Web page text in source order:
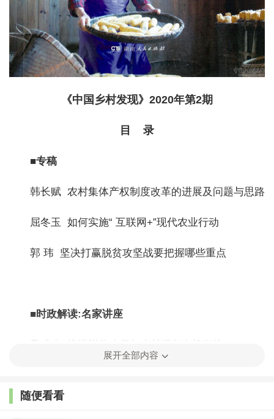
《中国乡村发现》2020年第2期
目 录
■专稿
韩长赋 农村集体产权制度改革的进展及问题与思路
屈冬玉 如何实施“ 互联网+”现代农业行动
郭 玮 坚决打赢脱贫攻坚战要把握哪些重点
■时政解读:名家讲座
尹成杰 推进脱贫攻坚与乡村振兴有机衔接
展开全部内容
随便看看